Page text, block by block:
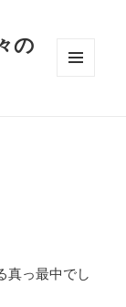
の
真っ最中でし